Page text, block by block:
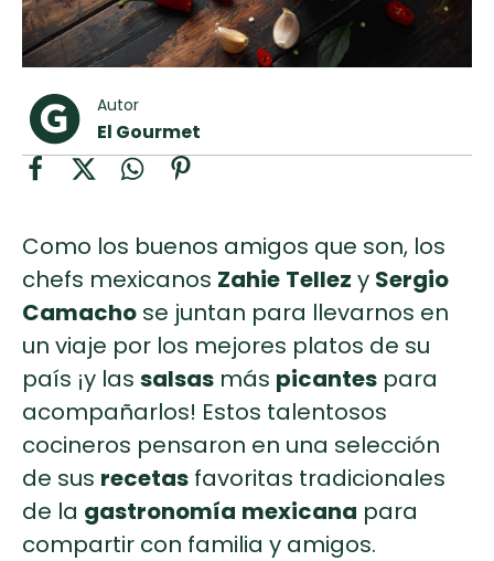
mi Papá
Key Lime Pie
Chispas de
Tiramisú
Todas las
Autor
El Gourmet
Como los buenos amigos que son, los
chefs mexicanos Zahie Tellez y Sergio
Camacho se juntan para llevarnos en
un viaje por los mejores platos de su
país ¡y las salsas más picantes para
acompañarlos! Estos talentosos
cocineros pensaron en una selección
de sus recetas favoritas tradicionales
de la gastronomía mexicana para
compartir con familia y amigos.